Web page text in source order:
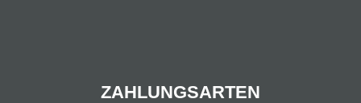
ZAHLUNGSARTEN